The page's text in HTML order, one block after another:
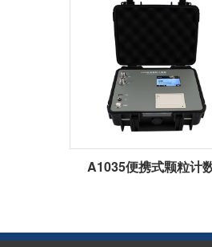
A1035便携式颗粒计